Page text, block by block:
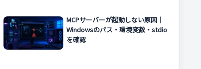
MCPサーバーが起動しない原因｜
Windowsのパス・環境変数・stdio
を確認